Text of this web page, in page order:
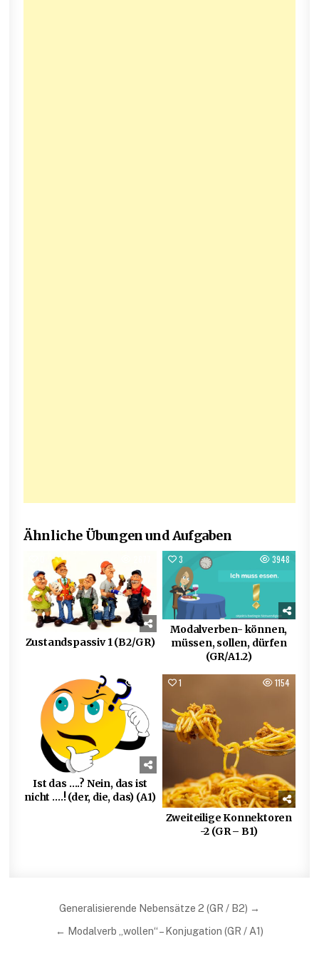
Ähnliche Übungen und Aufgaben
Zustandspassiv 1 (B2/GR)
3 3948
Modalverben- können,
müssen, sollen, dürfen
(GR/A1.2)
Ist das ….? Nein, das ist
nicht ….! (der, die, das) (A1)
1 1154
Zweiteilige Konnektoren
-2 (GR – B1)
Beitragsnavigation
Generalisierende Nebensätze 2 (GR / B2) →
← Modalverb „wollen“ – Konjugation (GR / A1)